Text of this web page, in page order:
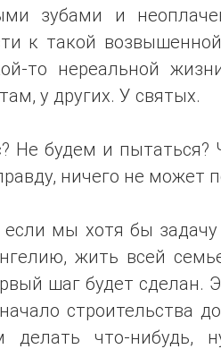
зубами и
к такой
то нереальной
у других. У святых.
Не будем и пытаться?
ничего не может
если мы хотя бы
жить всей
шаг будет сделан.
строительства
делать что-нибудь,